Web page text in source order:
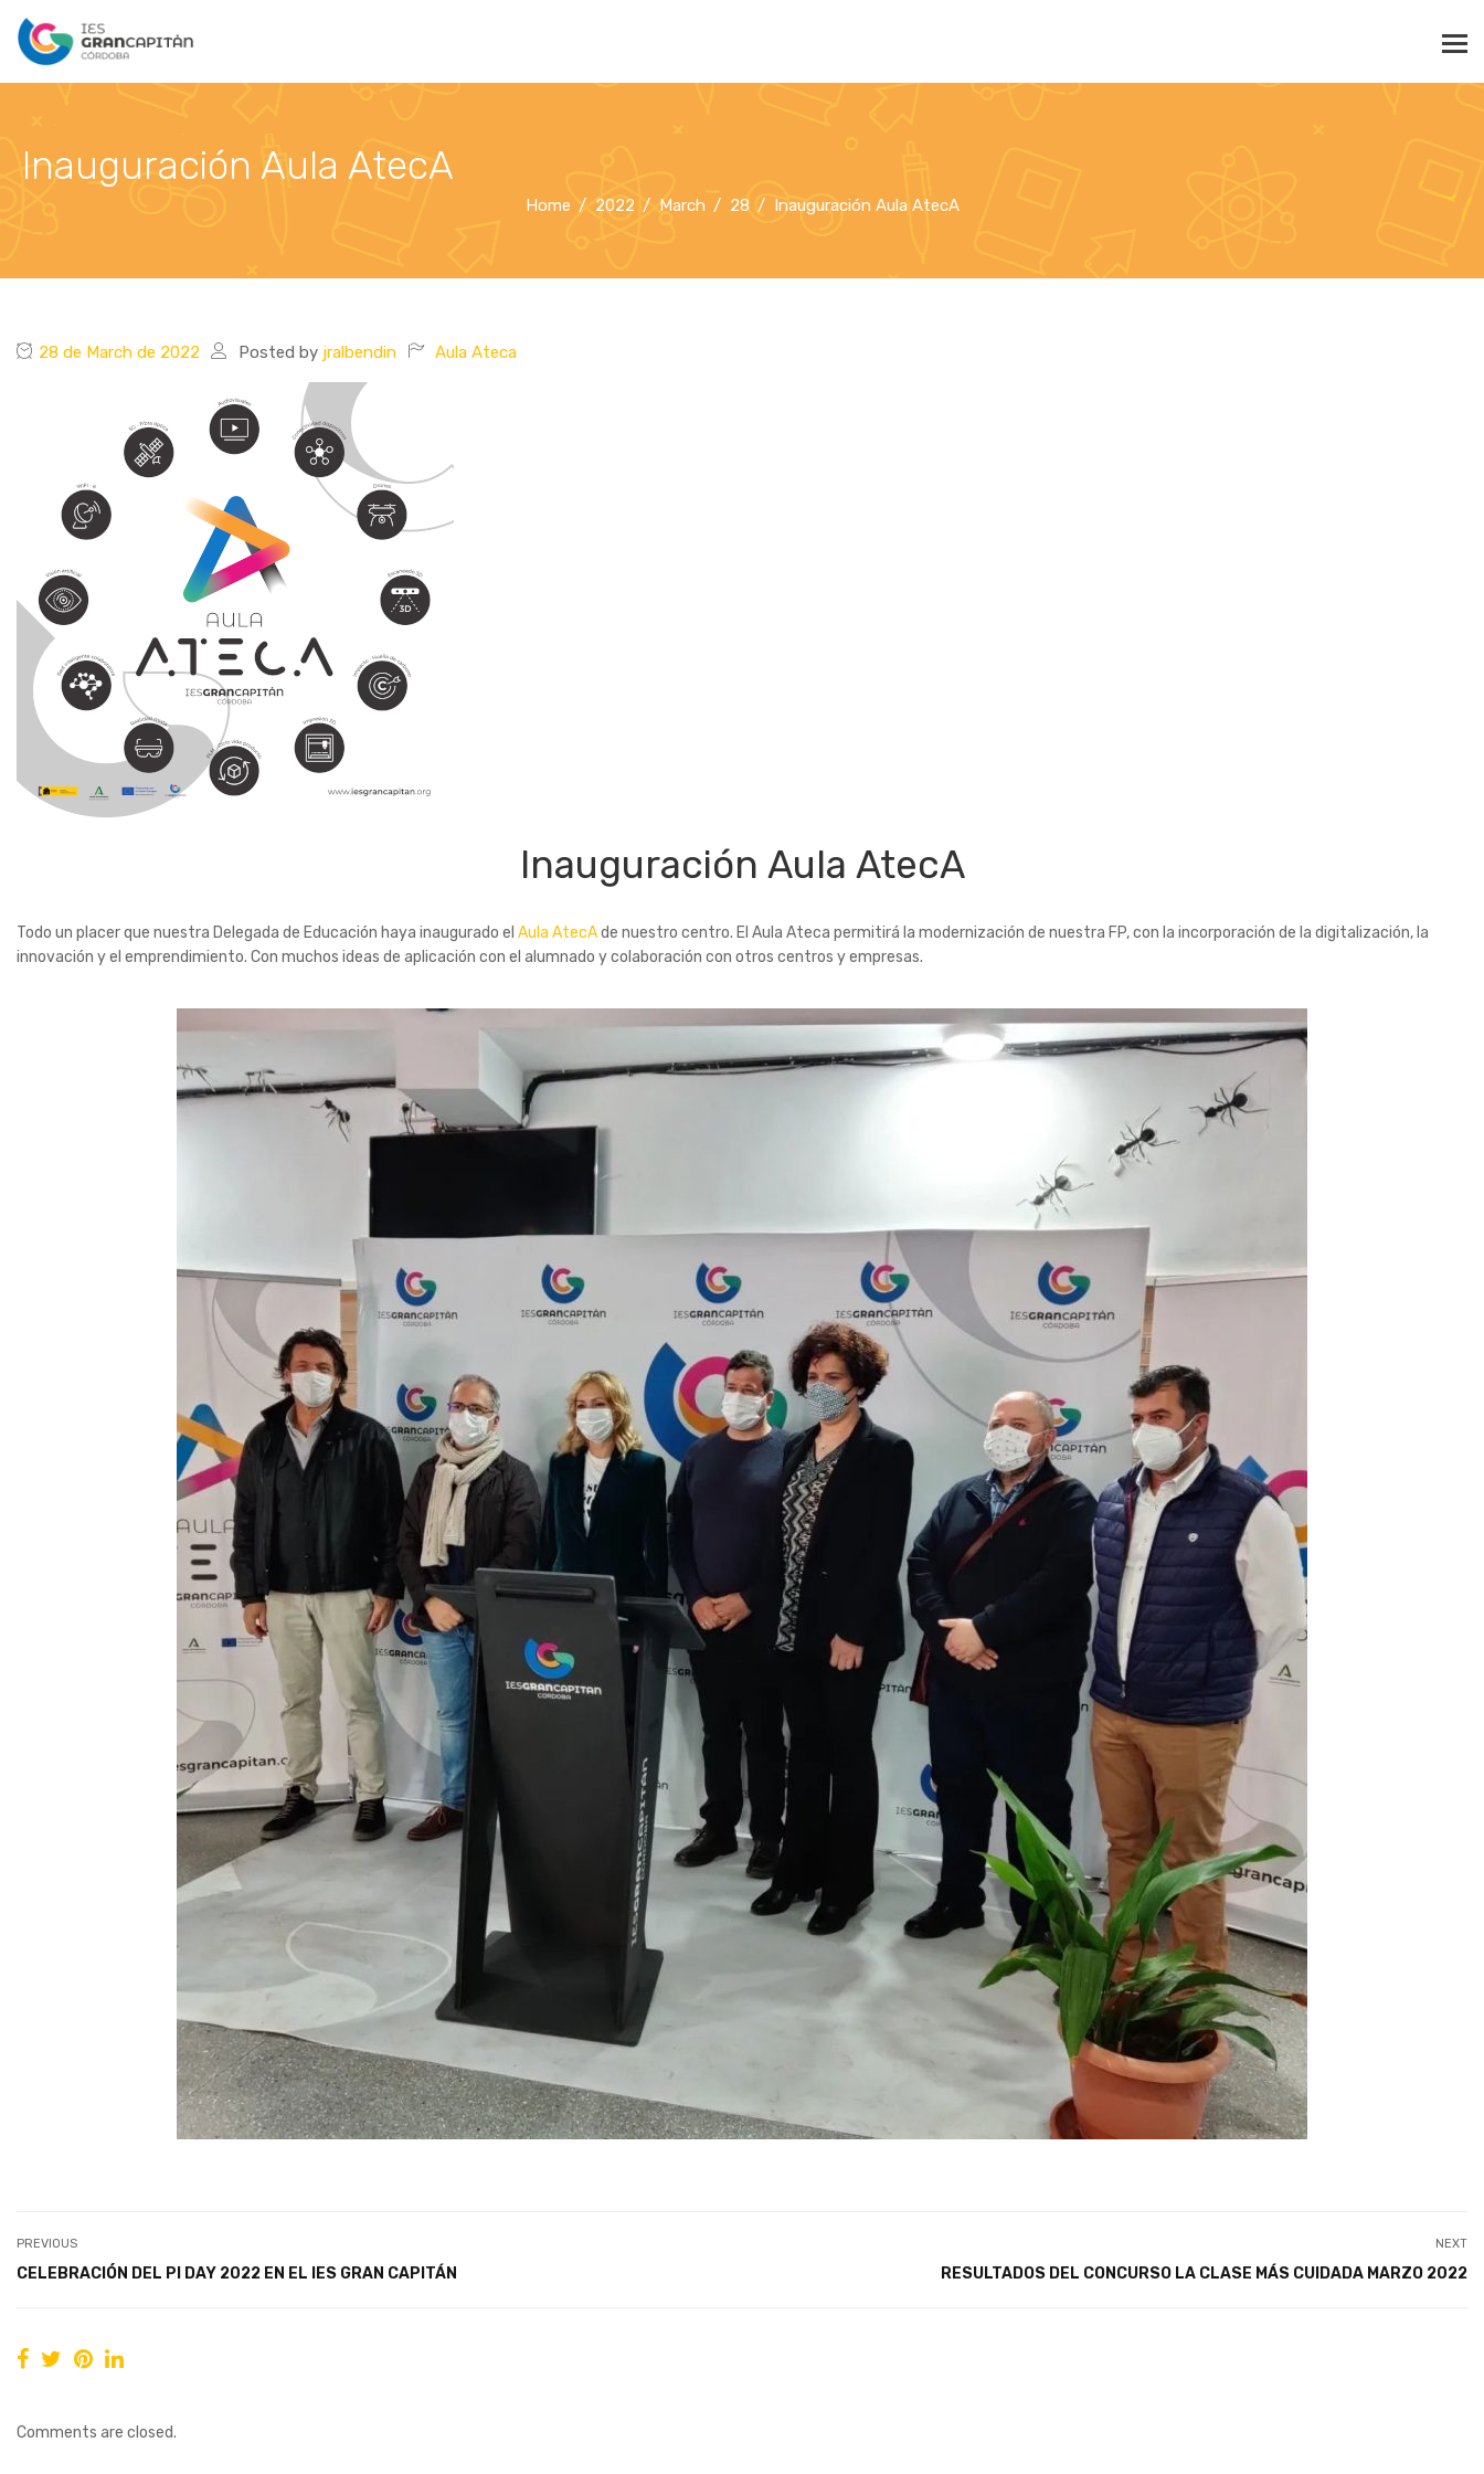
Inauguración Aula AtecA
Home 2022 March 28 Inauguración Aula AtecA
28 de March de 2022 Posted by jralbendin Aula Ateca
Inauguración Aula AtecA
Todo un placer que nuestra Delegada de Educación haya inaugurado el Aula AtecAde nuestro centro. El Aula Ateca permitirá la modernización de nuestra FP, con la incorporación de la digitalización, la
innovación y el emprendimiento. Con muchos ideas de aplicación con el alumnado y colaboración con otros centros y empresas.
PREVIOUS
CELEBRACIÓN DEL PI DAY 2022 EN EL IES GRAN CAPITÁN
NEXT
RESULTADOS DEL CONCURSO LA CLASE MÁS CUIDADA MARZO 2022
Comments are closed.